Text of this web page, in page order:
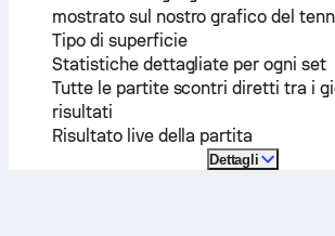
mostrato sul nostro grafico del
Tipo di superficie
Statistiche dettagliate per ogni set
Tutte le partite scontri diretti tra i
risultati
Risultato live della partita
Dettagli